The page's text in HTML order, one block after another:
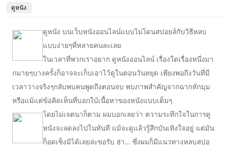
ดูหนัง
ดูหนัง บนเว็บหนังออนไลน์แบบไม่โดนสปอยล์กับวิธีหลบ
แบบง่ายๆที่หลายคนละเลย
ในเวลาที่พวกเราอยาก ดูหนังออนไลน์ เรื่องใดเรื่องหนึ่งมา
กมายๆบางครั้งก็อาจจะเก็บเอาไว้ดูในตอนวันหยุด เพียงพอถึงวันที่มี
เวลาว่างจริงๆกลับพบคนพูดถึงตอนจบ พบภาพสำคัญจากฉากหักมุม
หรือแม้แต่ข้อคิดเห็นที่บอกใบ้เนื้อหาของหนังแบบเต็มๆ
โดยไม่เจตนาก็ตาม ผมบอกเลยว่า ความระทึกใจในการดู
หนังจะลดลงไปในทันที แม้จะดูแล้วรู้สึกบันเทิงใจอยู่ แต่มัน
ก็อดเซ็งมิได้เลยล่ะขอรับ ฮ่า… ซึ่งผมก็มีแนวทางหลบสปอ